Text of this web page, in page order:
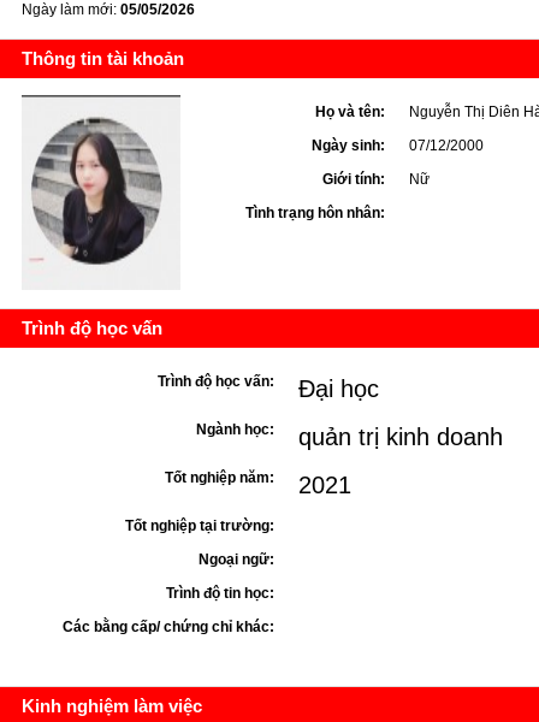
Ngày làm mới: 05/05/2026
Thông tin tài khoản
Họ và tên:
Nguyễn Thị Diên
Ngày sinh:
07/12/2000
Giới tính:
Nữ
Tình trạng hôn nhân:
Trình độ học vấn
Trình độ học vấn: Đại học
Ngành học: quản trị kinh doanh
Tốt nghiệp năm: 2021
Tốt nghiệp tại trường:
Ngoại ngữ:
Trình độ tin học:
Các bằng cấp/ chứng chỉ khác:
Kinh nghiệm làm việc